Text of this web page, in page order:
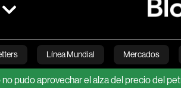
Línea Mundial Mercados
Bloomberg Green
aprovechar el alza del precio del petróleo